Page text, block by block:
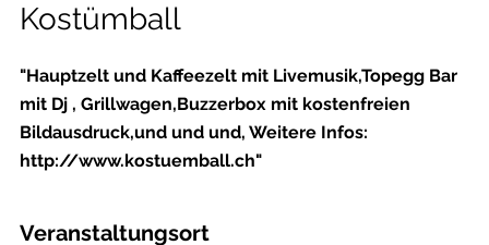
Kostümball
"Hauptzelt und Kaffeezelt mit Livemusik,Topegg Bar
mit Dj , Grillwagen,Buzzerbox mit kostenfreien
Bildausdruck,und und und, Weitere Infos:
http://www.kostuemball.ch"
Veranstaltungsort